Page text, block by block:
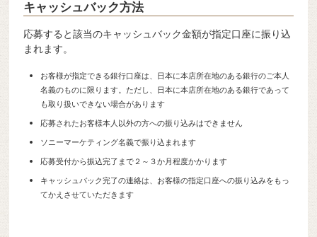
キャッシュバック方法
応募すると該当のキャッシュバック金額が指定口座に振り込
まれます。
お客様が指定できる銀行口座は、日本に本店所在地のある銀行のご本人
名義のものに限ります。ただし、日本に本店所在地のある銀行であって
も取り扱いできない場合があります
応募されたお客様本人以外の方への振り込みはできません
ソニーマーケティング名義で振り込まれます
応募受付から振込完了まで２～３か月程度かかります
キャッシュバック完了の連絡は、お客様の指定口座への振り込みをもっ
てかえさせていただきます